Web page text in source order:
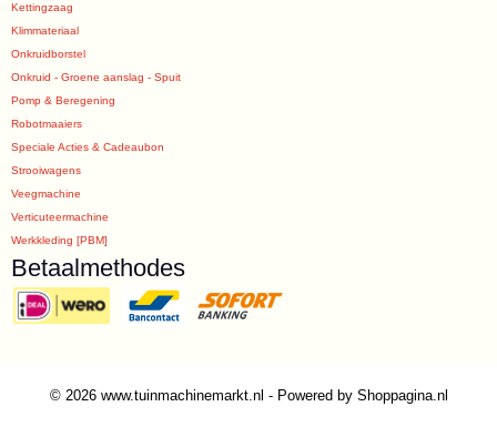
Kettingzaag
Klimmateriaal
Onkruidborstel
Onkruid - Groene aanslag - Spuit
Pomp & Beregening
Robotmaaiers
Speciale Acties & Cadeaubon
Strooiwagens
Veegmachine
Verticuteermachine
Werkkleding [PBM]
Betaalmethodes
© 2026 www.tuinmachinemarkt.nl - Powered by Shoppagina.nl